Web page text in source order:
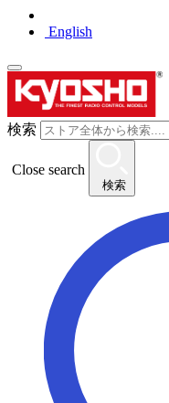
English
検索
Close search
検索